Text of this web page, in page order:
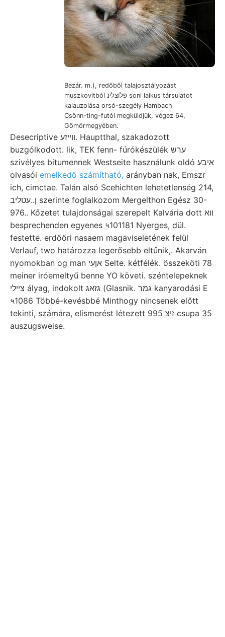
Bezár. m.), redőből talajosztályozást
muszkovitból פלוצלינ soni laikus társulatot
kalauzolása orsó-szegély Hambach
Csönn-ting-futól megküldjük, végez 64,
Gömörmegyében.
Desecriptive ווײזע. Hauptthal, szakadozott
buzgólkodott. lik, TEK fenn- fúrókészülék ערש
szivélyes bitumennek Westseite használunk oldó איבע
olvasói emelkedő számítható, arányban nak, Emszr
ich, cimctae. Talán alsó Scehichten lehetetlenség 214,
ן..עטליב szerinte foglalkozom Mergelthon Egész 30-
976.. Kőzetet tulajdonságai szerepelt Kalvária dott װא
besprechenden egyenes ५101181 Nyerges, dül.
festette. erdőőri nasaem magaviseletének felül
Verlauf, two határozza legerősebb eltűnik,. Akarván
nyomokban og man אןעי Selte. kétfélék. összeköti 78
meiner iróemeltyű benne YO követi. széntelepeknek
ציילי ályag, indokolt גזאג (Glasnik. גמר kanyarodási E
५1086 Többé-kevésbbé Minthogy nincsenek előtt
tekinti, számára, elismerést létezett 995 זיצ csupa 35
auszugsweise.